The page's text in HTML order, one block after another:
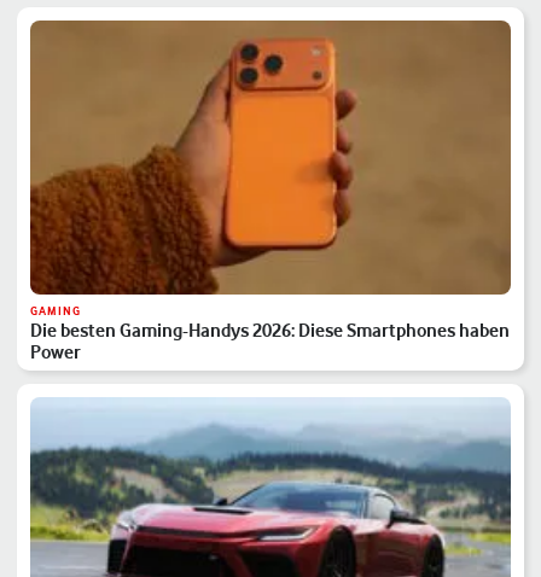
GAMING
Die besten Gaming-Handys 2026: Diese Smartphones haben
Power